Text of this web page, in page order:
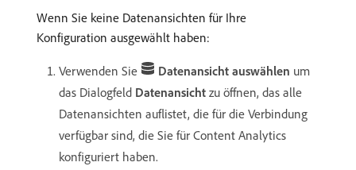
Wenn Sie keine Datenansichten für Ihre
Konfiguration ausgewählt haben:
Verwenden Sie Datenansicht auswählen um
das Dialogfeld Datenansicht zu öffnen, das alle
Datenansichten auflistet, die für die Verbindung
verfügbar sind, die Sie für Content Analytics
konfiguriert haben.